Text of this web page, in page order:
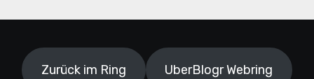
Zurück im Ring UberBlogr Webring